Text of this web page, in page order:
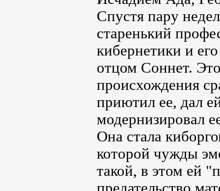
Спустя пару
старенький
кибернетики и
отцом Соннет.
происхождения
приютил ее, дал
модернизировал
Она стала
которой чужды
такой, в этом ей